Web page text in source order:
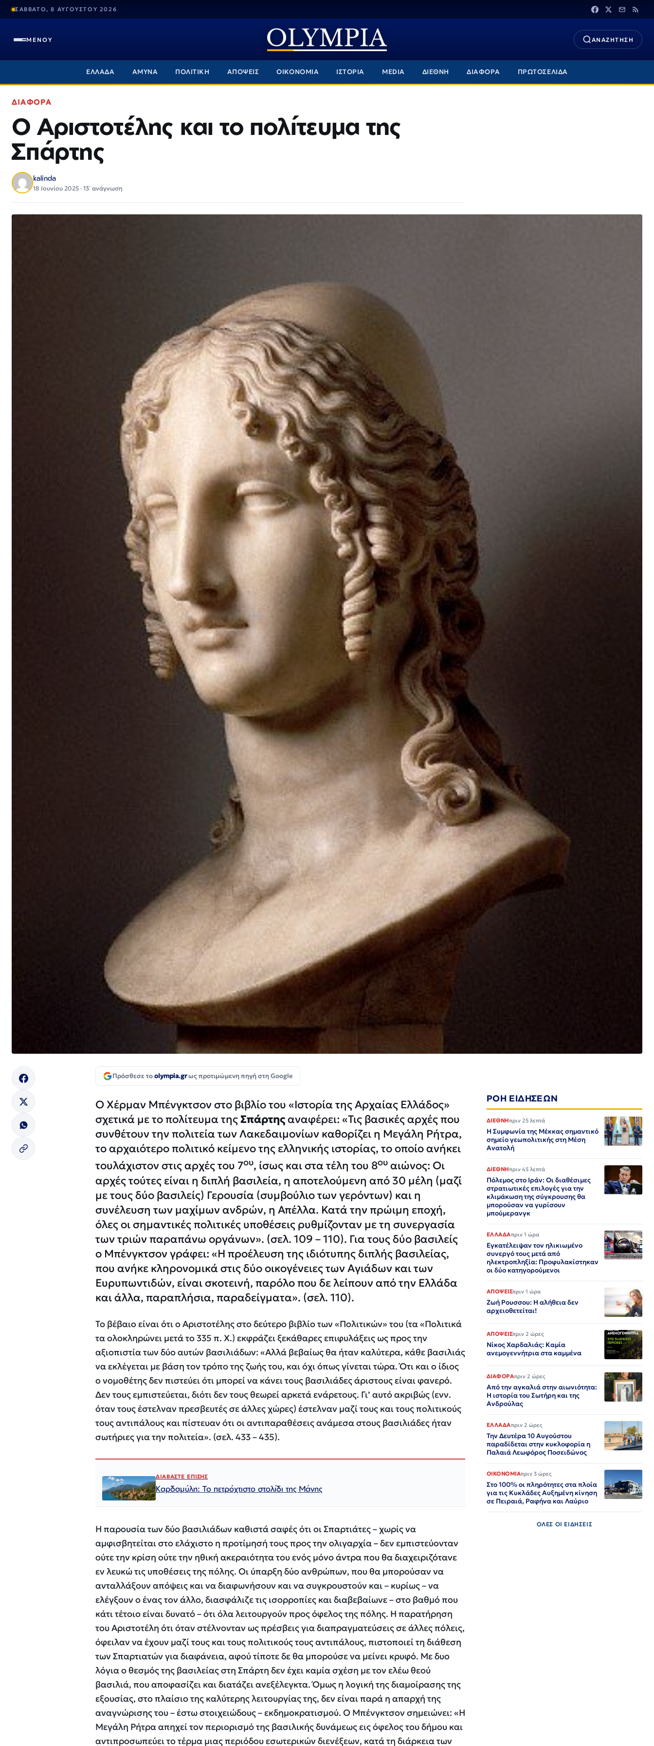
ΣΑΒΒΑΤΟ, 8 ΑΥΓΟΥΣΤΟΥ 2026
ΜΕΝΟΥ ΑΝΑΖΗΤΗΣΗ
ΕΛΛΑΔΑ ΑΜΥΝΑ ΠΟΛΙΤΙΚΗ ΑΠΟΨΕΙΣ ΟΙΚΟΝΟΜΙΑ ΙΣΤΟΡΙΑ MEDIA ΔΙΕΘΝΗ ΔΙΑΦΟΡΑ ΠΡΩΤΟΣΕΛΙΔΑ
ΔΙΑΦΟΡΑ
Ο Αριστοτέλης και το πολίτευμα της
Σπάρτης
kalinda
18 Ιουνίου 2025 · 13΄ ανάγνωση
Πρόσθεσε τοolympia.grως προτιμώμενη πηγή στη Google
Ο Χέρμαν Μπένγκτσον στο βιβλίο του «Ιστορία της Αρχαίας Ελλάδος»
σχετικά με το πολίτευμα τηςΣπάρτηςαναφέρει: «Τις βασικές αρχές που
συνθέτουν την πολιτεία των Λακεδαιμονίων καθορίζει η Μεγάλη Ρήτρα,
το αρχαιότερο πολιτικό κείμενο της ελληνικής ιστορίας, το οποίο ανήκει
τουλάχιστον στις αρχές του 7ου, ίσως και στα τέλη του 8ου αιώνος: Οι
αρχές τούτες είναι η διπλή βασιλεία, η αποτελούμενη από 30 μέλη (μαζί
με τους δύο βασιλείς) Γερουσία (συμβούλιο των γερόντων) και η
συνέλευση των μαχίμων ανδρών, η Απέλλα. Κατά την πρώιμη εποχή,
όλες οι σημαντικές πολιτικές υποθέσεις ρυθμίζονταν με τη συνεργασία
των τριών παραπάνω οργάνων». (σελ. 109 – 110). Για τους δύο βασιλείς
ο Μπένγκτσον γράφει: «Η προέλευση της ιδιότυπης διπλής βασιλείας,
που ανήκε κληρονομικά στις δύο οικογένειες των Αγιάδων και των
Ευρυπωντιδών, είναι σκοτεινή, παρόλο που δε λείπουν από την Ελλάδα
και άλλα, παραπλήσια, παραδείγματα». (σελ. 110).
Το βέβαιο είναι ότι ο Αριστοτέλης στο δεύτερο βιβλίο των «Πολιτικών» του (τα «Πολιτικά
τα ολοκληρώνει μετά το 335 π. Χ.) εκφράζει ξεκάθαρες επιφυλάξεις ως προς την
αξιοπιστία των δύο αυτών βασιλιάδων: «Αλλά βεβαίως θα ήταν καλύτερα, κάθε βασιλιάς
να εκλέγεται με βάση τον τρόπο της ζωής του, και όχι όπως γίνεται τώρα. Ότι και ο ίδιος
ο νομοθέτης δεν πιστεύει ότι μπορεί να κάνει τους βασιλιάδες άριστους είναι φανερό.
Δεν τους εμπιστεύεται, διότι δεν τους θεωρεί αρκετά ενάρετους. Γι’ αυτό ακριβώς (ενν.
όταν τους έστελναν πρεσβευτές σε άλλες χώρες) έστελναν μαζί τους και τους πολιτικούς
τους αντιπάλους και πίστευαν ότι οι αντιπαραθέσεις ανάμεσα στους βασιλιάδες ήταν
σωτήριες για την πολιτεία». (σελ. 433 – 435).
ΔΙΑΒΑΣΤΕ ΕΠΙΣΗΣ
Καρδαμύλη: Το πετρόχτιστο στολίδι της Μάνης
Η παρουσία των δύο βασιλιάδων καθιστά σαφές ότι οι Σπαρτιάτες – χωρίς να
αμφισβητείται στο ελάχιστο η προτίμησή τους προς την ολιγαρχία – δεν εμπιστεύονταν
ούτε την κρίση ούτε την ηθική ακεραιότητα του ενός μόνο άντρα που θα διαχειριζότανε
εν λευκώ τις υποθέσεις της πόλης. Οι ύπαρξη δύο ανθρώπων, που θα μπορούσαν να
ανταλλάξουν απόψεις και να διαφωνήσουν και να συγκρουστούν και – κυρίως – να
ελέγξουν ο ένας τον άλλο, διασφάλιζε τις ισορροπίες και διαβεβαίωνε – στο βαθμό που
κάτι τέτοιο είναι δυνατό – ότι όλα λειτουργούν προς όφελος της πόλης. Η παρατήρηση
του Αριστοτέλη ότι όταν στέλνονταν ως πρέσβεις για διαπραγματεύσεις σε άλλες πόλεις,
όφειλαν να έχουν μαζί τους και τους πολιτικούς τους αντιπάλους, πιστοποιεί τη διάθεση
των Σπαρτιατών για διαφάνεια, αφού τίποτε δε θα μπορούσε να μείνει κρυφό. Με δυο
λόγια ο θεσμός της βασιλείας στη Σπάρτη δεν έχει καμία σχέση με τον ελέω θεού
βασιλιά, που αποφασίζει και διατάζει ανεξέλεγκτα. Όμως η λογική της διαμοίρασης της
εξουσίας, στο πλαίσιο της καλύτερης λειτουργίας της, δεν είναι παρά η απαρχή της
αναγνώρισης του – έστω στοιχειώδους – εκδημοκρατισμού. Ο Μπένγκτσον σημειώνει: «Η
Μεγάλη Ρήτρα απηχεί τον περιορισμό της βασιλικής δυνάμεως εις όφελος του δήμου και
αντιπροσωπεύει το τέρμα μιας περιόδου εσωτερικών διενέξεων, κατά τη διάρκεια των
ΡΟΗ ΕΙΔΗΣΕΩΝ
ΔΙΕΘΝΗπριν 25 λεπτά
Η Συμφωνία της Μέκκας σημαντικό
σημείο γεωπολιτικής στη Μέση
Ανατολή
ΔΙΕΘΝΗπριν 45 λεπτά
Πόλεμος στο Ιράν: Οι διαθέσιμες
στρατιωτικές επιλογές για την
κλιμάκωση της σύγκρουσης θα
μπορούσαν να γυρίσουν
μπούμερανγκ
ΕΛΛΑΔΑπριν 1 ώρα
Εγκατέλειψαν τον ηλικιωμένο
συνεργό τους μετά από
ηλεκτροπληξία: Προφυλακίστηκαν
οι δύο κατηγορούμενοι
ΑΠΟΨΕΙΣπριν 1 ώρα
Ζωή Ρουσσου: Η αλήθεια δεν
αρχειοθετείται!
ΑΠΟΨΕΙΣπριν 2 ώρες
Νίκος Χαρδαλιάς: Καμία
ανεμογεννήτρια στα καμμένα
ΔΙΑΦΟΡΑπριν 2 ώρες
Από την αγκαλιά στην αιωνιότητα:
Η ιστορία του Σωτήρη και της
Ανδρούλας
ΕΛΛΑΔΑπριν 2 ώρες
Την Δευτέρα 10 Αυγούστου
παραδίδεται στην κυκλοφορία η
Παλαιά Λεωφόρος Ποσειδώνος
ΟΙΚΟΝΟΜΙΑπριν 3 ώρες
Στο 100% οι πληρότητες στα πλοία
για τις Κυκλάδες Αυξημένη κίνηση
σε Πειραιά, Ραφήνα και Λαύριο
ΟΛΕΣ ΟΙ ΕΙΔΗΣΕΙΣ